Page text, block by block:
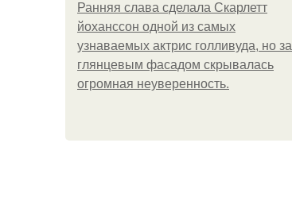
Ранняя слава сделала Скарлетт
йоханссон одной из самых
узнаваемых актрис голливуда, но за
глянцевым фасадом скрывалась
огромная неуверенность.